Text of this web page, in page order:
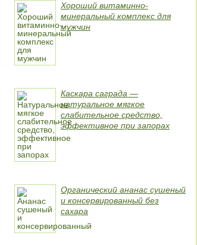
Хороший витаминно-
минеральный комплекс для
мужчин
Каскара саграда —
натуральное мягкое
слабительное средство,
эффективное при запорах
Органический ананас сушеный
и консервированный без
сахара